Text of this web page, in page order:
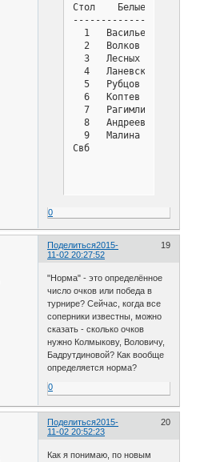
Стол    Белые
1   Васильев Илья
2   Волков Кирилл
3   Лесных Жанна
4   Ланевский
5   Рубцов Виктор
6   Коптев Руслан
7   Рагимли Дениз
8   Андреев
9   Малина Софья
Свб            : 16
0
Поделиться 19
2015-
11-02 20:27:52
"Норма" - это определённое
число очков или победа в
турнире? Сейчас, когда все
соперники известны, можно
сказать - сколько очков
нужно Колмыкову, Воловичу,
Бадрутдиновой? Как вообще
определяется норма?
0
Поделиться 20
2015-
11-02 20:52:23
Как я понимаю, по новым